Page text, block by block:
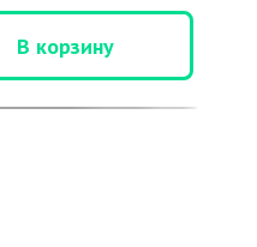
В корзину